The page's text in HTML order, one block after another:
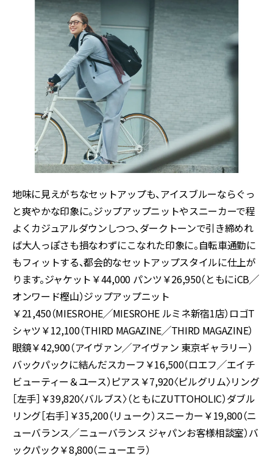
地味に見えがちなセットアップも、アイスブルーならぐっ
と爽やかな印象に。ジップアップニットやスニーカーで程
よくカジュアルダウンしつつ、ダークトーンで引き締めれ
ば大人っぽさも損なわずにこなれた印象に。自転車通勤に
もフィットする、都会的なセットアップスタイルに仕上が
ります。ジャケット￥44,000 パンツ￥26,950（ともにiCB╱
オンワード樫山）ジップアップニット
￥21,450（MIESROHE╱MIESROHE ルミネ新宿1店）ロゴT
シャツ￥12,100（THIRD MAGAZINE╱THIRD MAGAZINE）
眼鏡￥42,900（アイヴァン╱アイヴァン 東京ギャラリー）
バックパックに結んだスカーフ￥16,500（ロエフ╱エイチ
ビューティー＆ユース）ピアス￥7,920〈ピルグリム〉リング
［左手］￥39,820〈バルブス〉（ともにZUTTOHOLIC）ダブル
リング［右手］￥35,200（リューク）スニーカー￥19,800（ニ
ューバランス╱ニューバランス ジャパンお客様相談室）バ
ックパック￥8,800（ニューエラ）